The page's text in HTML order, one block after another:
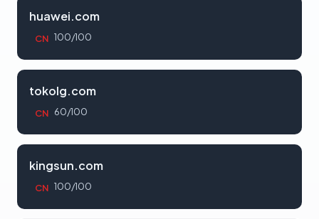
huawei.com
CN 100/100
tokolg.com
CN 60/100
kingsun.com
CN 100/100